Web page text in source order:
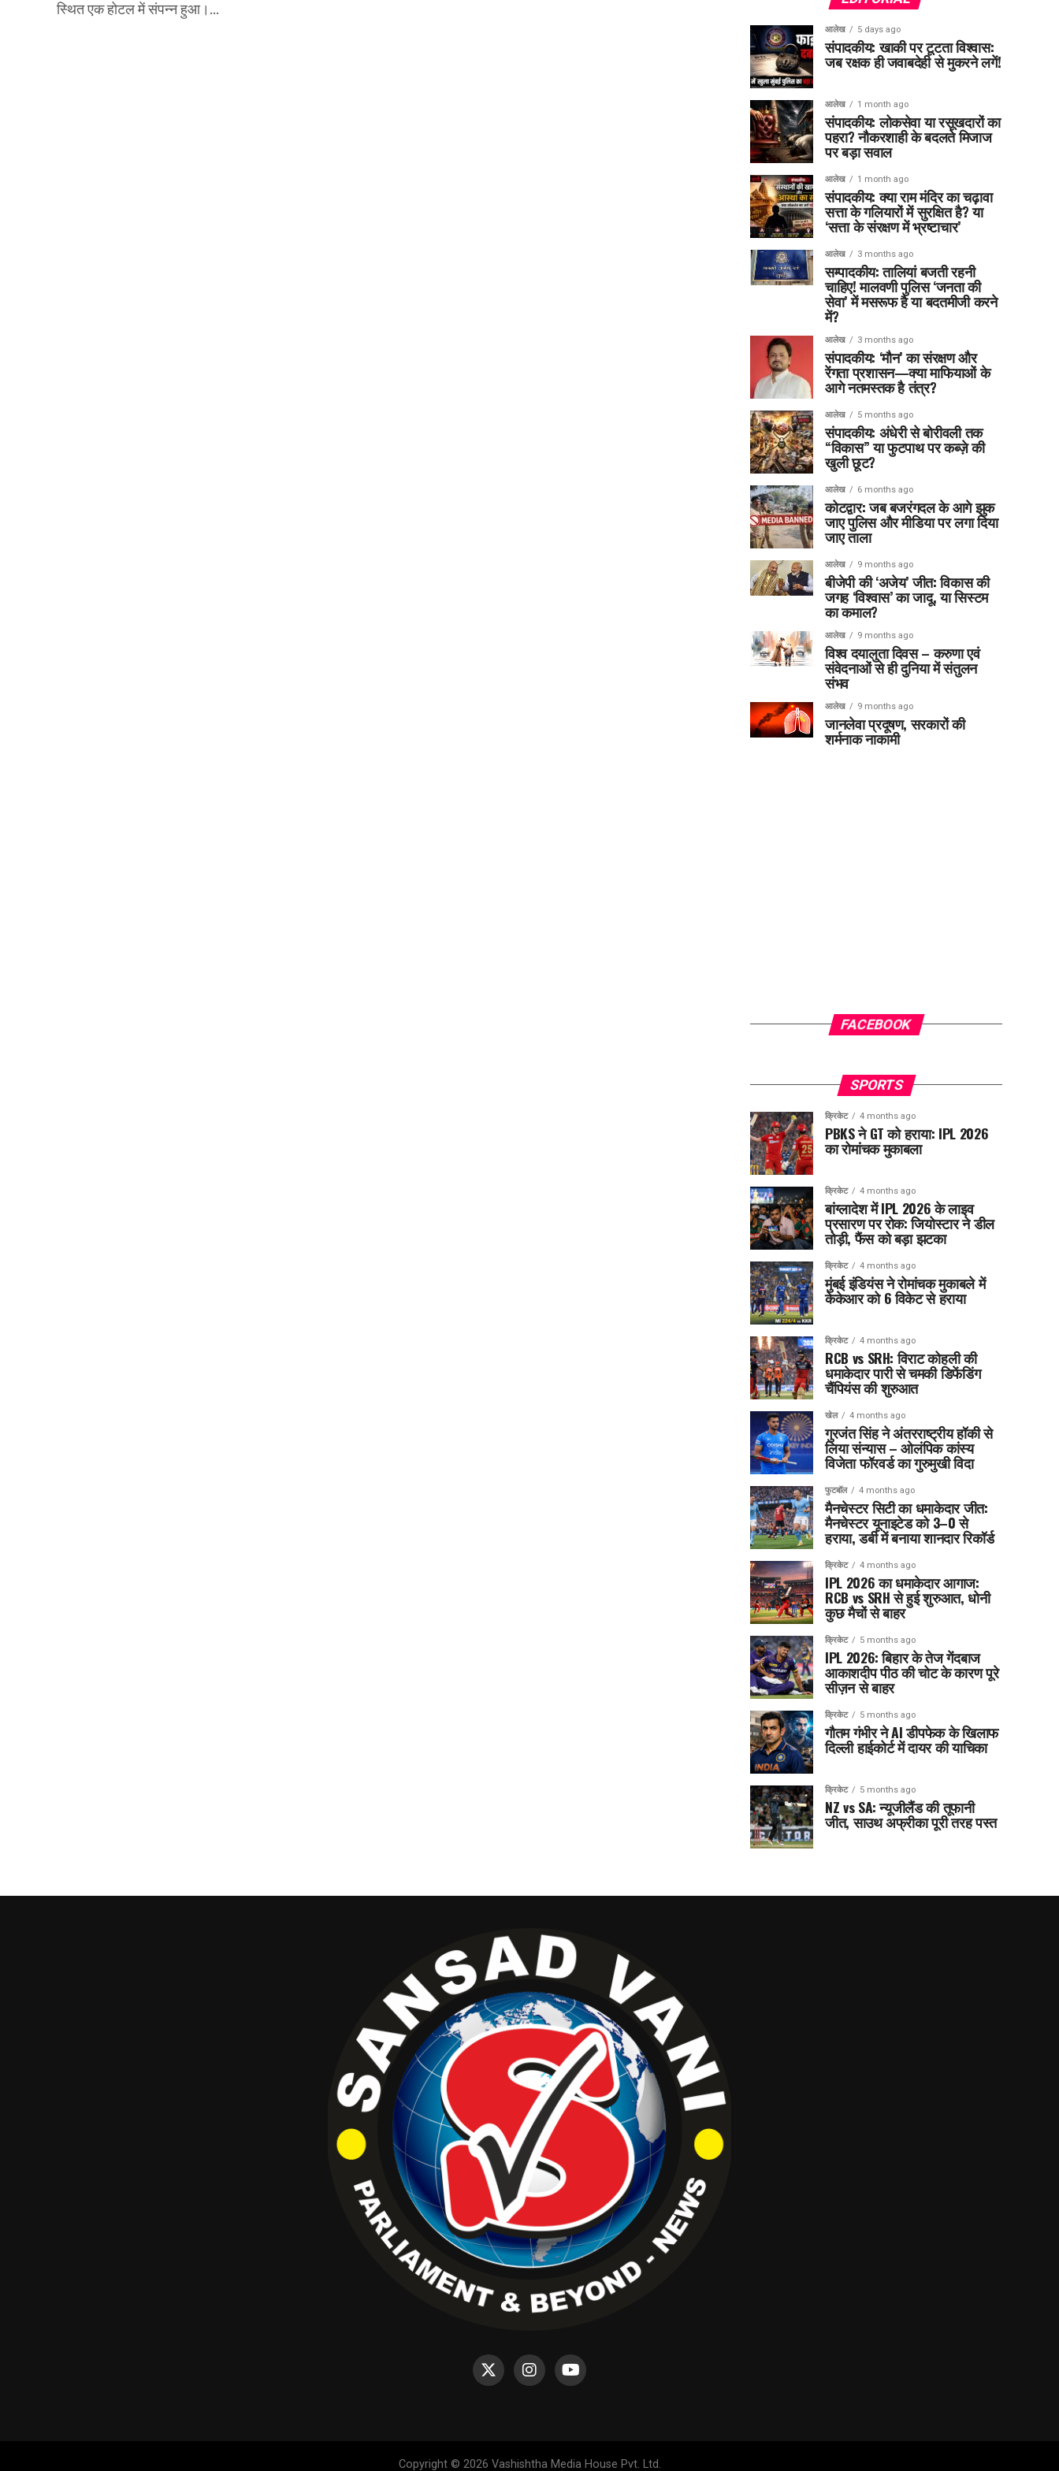
स्थित एक होटल में संपन्न हुआ।...
आलेख 5 days ago
संपादकीय: खाकी पर टूटता विश्वास:
जब रक्षक ही जवाबदेही से मुकरने लगें!
आलेख 1 month ago
संपादकीय: लोकसेवा या रसूखदारों का
पहरा? नौकरशाही के बदलते मिजाज
पर बड़ा सवाल
आलेख 1 month ago
संपादकीय: क्या राम मंदिर का चढ़ावा
सत्ता के गलियारों में सुरक्षित है? या
‘सत्ता के संरक्षण में भ्रष्टाचार’
आलेख 3 months ago
सम्पादकीय: तालियां बजती रहनी
चाहिए! मालवणी पुलिस ‘जनता की
सेवा’ में मसरूफ है या बदतमीजी करने
में?
आलेख 3 months ago
संपादकीय: ‘मौन’ का संरक्षण और
रेंगता प्रशासन—क्या माफियाओं के
आगे नतमस्तक है तंत्र?
आलेख 5 months ago
संपादकीय: अंधेरी से बोरीवली तक
“विकास” या फुटपाथ पर कब्ज़े की
खुली छूट?
आलेख 6 months ago
कोटद्वार: जब बजरंगदल के आगे झुक
जाए पुलिस और मीडिया पर लगा दिया
जाए ताला
आलेख 9 months ago
बीजेपी की ‘अजेय’ जीत: विकास की
जगह ‘विश्वास’ का जादू, या सिस्टम
का कमाल?
आलेख 9 months ago
विश्व दयालुता दिवस – करुणा एवं
संवेदनाओं से ही दुनिया में संतुलन
संभव
आलेख 9 months ago
जानलेवा प्रदूषण, सरकारों की
शर्मनाक नाकामी
FACEBOOK
SPORTS
क्रिकेट 4 months ago
PBKS ने GT को हराया: IPL 2026
का रोमांचक मुकाबला
क्रिकेट 4 months ago
बांग्लादेश में IPL 2026 के लाइव
प्रसारण पर रोक: जियोस्टार ने डील
तोड़ी, फैंस को बड़ा झटका
क्रिकेट 4 months ago
मुंबई इंडियंस ने रोमांचक मुकाबले में
केकेआर को 6 विकेट से हराया
क्रिकेट 4 months ago
RCB vs SRH: विराट कोहली की
धमाकेदार पारी से चमकी डिफेंडिंग
चैंपियंस की शुरुआत
खेल 4 months ago
गुरजंत सिंह ने अंतरराष्ट्रीय हॉकी से
लिया संन्यास – ओलंपिक कांस्य
विजेता फॉरवर्ड का गुरुमुखी विदा
फुटबॉल 4 months ago
मैनचेस्टर सिटी का धमाकेदार जीत:
मैनचेस्टर यूनाइटेड को 3–0 से
हराया, डर्बी में बनाया शानदार रिकॉर्ड
क्रिकेट 4 months ago
IPL 2026 का धमाकेदार आगाज:
RCB vs SRH से हुई शुरुआत, धोनी
कुछ मैचों से बाहर
क्रिकेट 5 months ago
IPL 2026: बिहार के तेज गेंदबाज
आकाशदीप पीठ की चोट के कारण पूरे
सीज़न से बाहर
क्रिकेट 5 months ago
गौतम गंभीर ने AI डीपफेक के खिलाफ
दिल्ली हाईकोर्ट में दायर की याचिका
क्रिकेट 5 months ago
NZ vs SA: न्यूजीलैंड की तूफानी
जीत, साउथ अफ्रीका पूरी तरह पस्त
Copyright © 2026 Vashishtha Media House Pvt. Ltd.